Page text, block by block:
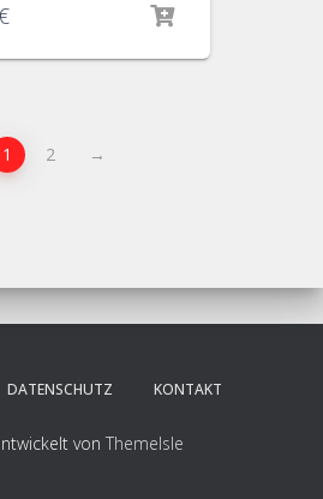
1 2 →
DATENSCHUTZ KONTAKT
von ThemeIsle